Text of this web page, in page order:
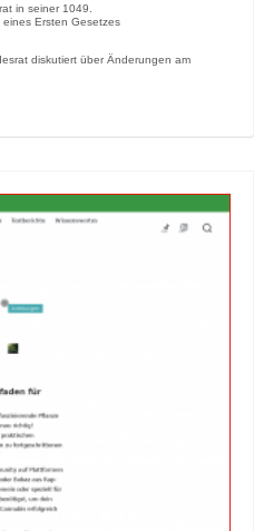
in seiner 1049.
Ersten Gesetzes
diskutiert über Änderungen am